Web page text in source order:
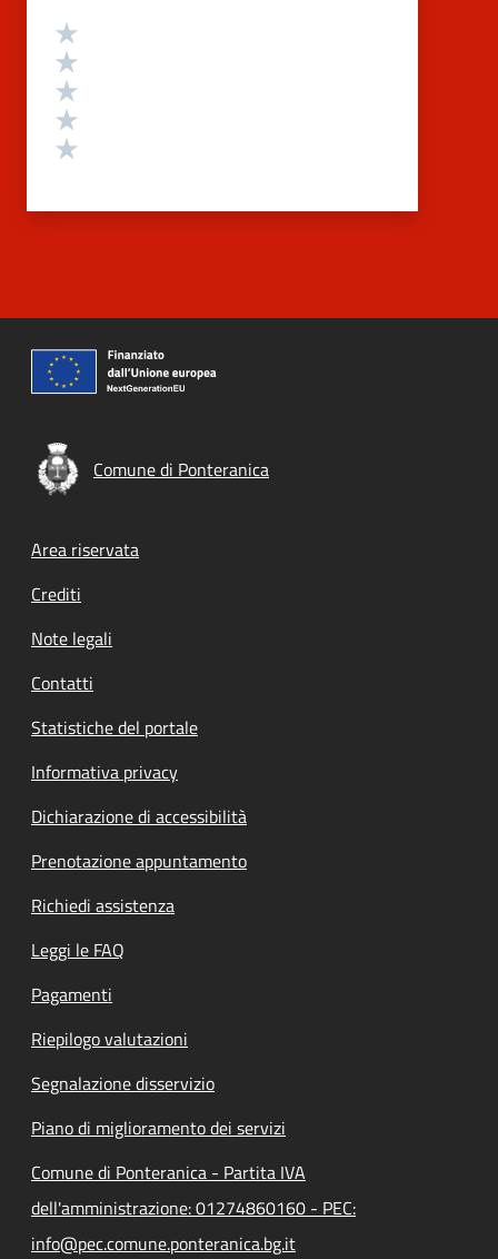
Valutazione
Comune di Ponteranica
Footer menu
Area riservata
Crediti
Note legali
Contatti
Statistiche del portale
Informativa privacy
Dichiarazione di accessibilità
Prenotazione appuntamento
Richiedi assistenza
Leggi le FAQ
Pagamenti
Riepilogo valutazioni
Segnalazione disservizio
Piano di miglioramento dei servizi
Comune di Ponteranica - Partita IVA
dell'amministrazione: 01274860160 - PEC:
info@pec.comune.ponteranica.bg.it